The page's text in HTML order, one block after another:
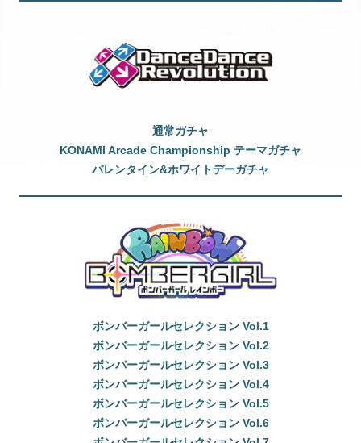
通常ガチャ
KONAMI Arcade Championship テーマガチャ
バレンタイン&ホワイトデーガチャ
ボンバーガールセレクション Vol.1
ボンバーガールセレクション Vol.2
ボンバーガールセレクション Vol.3
ボンバーガールセレクション Vol.4
ボンバーガールセレクション Vol.5
ボンバーガールセレクション Vol.6